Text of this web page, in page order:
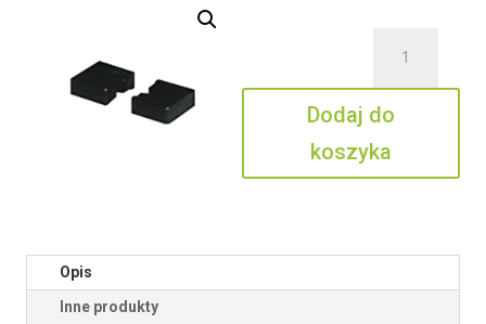
35
C
Dodaj do
koszyka
Opis
Inne produkty